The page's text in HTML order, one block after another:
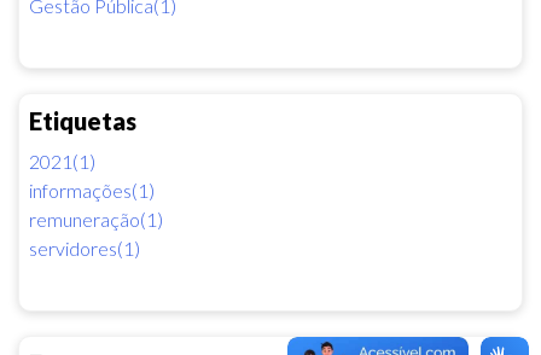
Gestão Pública(1)
Etiquetas
2021(1)
informações(1)
remuneração(1)
servidores(1)